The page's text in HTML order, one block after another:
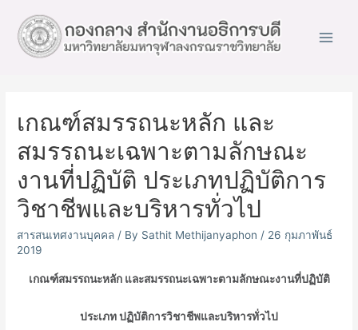
เกณฑ์สมรรถนะหลัก และ
สมรรถนะเฉพาะตามลักษณะ
งานที่ปฏิบัติ ประเภทปฏิบัติการ
วิชาชีพและบริหารทั่วไป
สารสนเทศงานบุคคล / By Sathit Methijanyaphon / 26 กุมภาพันธ์
2019
เกณฑ์สมรรถนะหลัก และสมรรถนะเฉพาะตามลักษณะงานที่ปฏิบัติ
ประเภท ปฏิบัติการวิชาชีพและบริหารทั่วไป